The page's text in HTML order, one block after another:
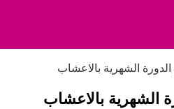
الشهرية بالاعشاب
الشهرية بالاعشاب